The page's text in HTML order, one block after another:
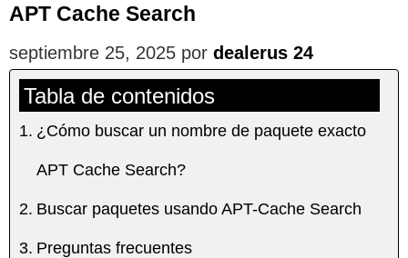
APT Cache Search
septiembre 25, 2025 por dealerus 24
Tabla de contenidos
¿Cómo buscar un nombre de paquete exacto
APT Cache Search?
Buscar paquetes usando APT-Cache Search
Preguntas frecuentes